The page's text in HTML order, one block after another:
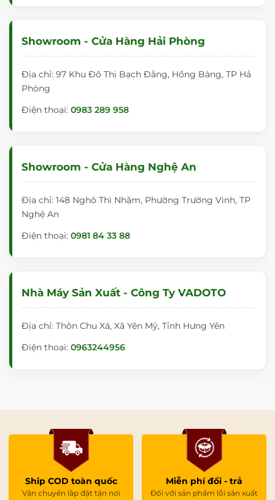
Showroom - Cửa Hàng Hải Phòng
Địa chỉ: 97 Khu Đô Thị Bạch Đằng, Hồng Bàng, TP Hả
Phòng
Điện thoại: 0983 289 958
Showroom - Cửa Hàng Nghệ An
Địa chỉ: 148 Nghô Thì Nhậm, Phường Trường Vinh, TP
Nghệ An
Điện thoại: 0981 84 33 88
Nhà Máy Sản Xuất - Công Ty VADOTO
Địa chỉ: Thôn Chu Xá, Xã Yên Mỹ, Tỉnh Hưng Yên
Điện thoại: 0963244956
Ship COD toàn quốc
Vận chuyển lắp đặt tận nơi
Miễn phí đổi - trả
Đối với sản phẩm lỗi sản xuất